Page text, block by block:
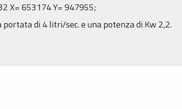
X= 653174 Y= 947955;
di 4 litri/sec. e una potenza di Kw 2,2.